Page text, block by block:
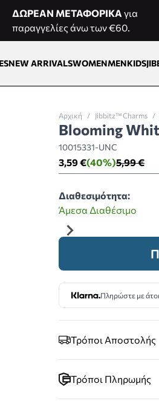
ΔΩΡΕΑΝ ΜΕΤΑΦΟΡΙΚΑ για
παραγγελίες άνω των €60.
NEW ARRIVALSWOMENMENKIDS
Αρχική / Jibbitz™ Charms /
Blooming
10015331-UNC
5,99 €
(40%)
3,59 €
Διαθεσιμότητα:
Άμεσα Διαθέσιμο
Πληρώστε με
Τρόποι Αποστολής
Τρόποι Πληρωμής